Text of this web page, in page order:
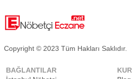
Copyright © 2023 Tüm Hakları Saklıdır.
BAĞLANTILAR